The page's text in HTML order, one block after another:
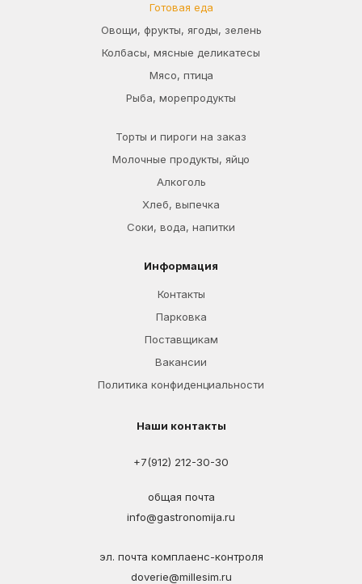
Готовая еда
Овощи, фрукты, ягоды, зелень
Колбасы, мясные деликатесы
Мясо, птица
Рыба, морепродукты
Торты и пироги на заказ
Молочные продукты, яйцо
Алкоголь
Хлеб, выпечка
Соки, вода, напитки
Информация
Контакты
Парковка
Поставщикам
Вакансии
Политика конфиденциальности
Наши контакты
+7(912) 212-30-30
общая почта
info@gastronomija.ru
эл. почта комплаенс-контроля
doverie@millesim.ru